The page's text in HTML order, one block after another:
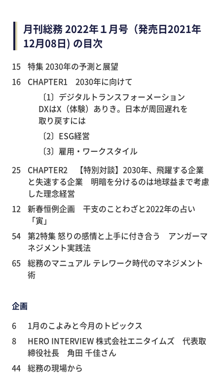
月刊総務 2022年１月号（発売日2021年
12月08日) の目次
15 特集 2030年の予測と展望
16
CHAPTER1 2030年に向けて
〔1〕デジタルトランスフォーメーション
DXはX（体験）ありき。日本が周回遅れを
取り戻すには
〔2〕ESG経営
〔3〕雇用・ワークスタイル
25
CHAPTER2 【特別対談】2030年、飛躍する企業
と失速する企業 明暗を分けるのは地球益まで考慮
した理念経営
12
新春恒例企画 干支のことわざと2022年の占い
「寅」
54 第2特集 怒りの感情と上手に付き合う アンガーマ
ネジメント実践法
65 総務のマニュアル テレワーク時代のマネジメント
術
企画
6
1月のこよみと今月のトピックス
8
HERO INTERVIEW 株式会社エニタイムズ 代表取
締役社長 角田 千佳さん
44 総務の現場から